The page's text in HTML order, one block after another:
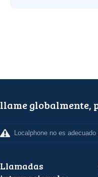
llame globalmente,
Localphone no es
Llamadas